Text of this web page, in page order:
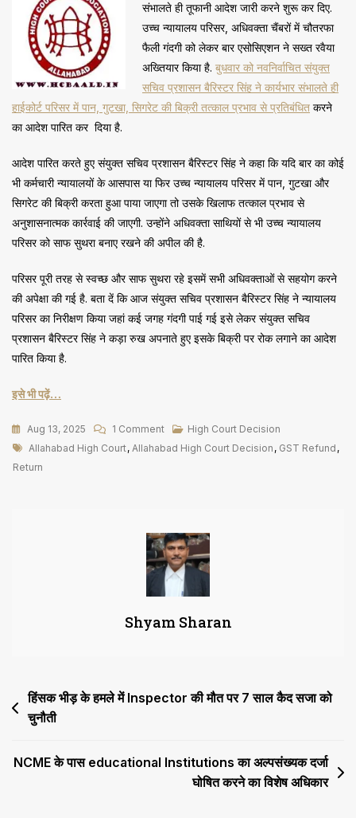
संभालते ही तूफानी आदेश जारी करने शुरू कर दिए.
उच्च न्यायालय परिसर, अधिवक्ता चैंबरों में चौतरफा
फैली गंदगी को लेकर बार एसोसिएशन ने सख्त रवैया
अख्तियार किया है. बुधवार को नवनिर्वाचित संयुक्त
सचिव प्रशासन बैरिस्टर सिंह ने कार्यभार संभालते ही
हाईकोर्ट परिसर में पान, गुटखा, सिगरेट की बिक्री तत्काल प्रभाव से प्रतिबंधित करने
का आदेश पारित कर दिया है.
आदेश पारित करते हुए संयुक्त सचिव प्रशासन बैरिस्टर सिंह ने कहा कि यदि बार का कोई
भी कर्मचारी न्यायालयों के आसपास या फिर उच्च न्यायालय परिसर में पान, गुटखा और
सिगरेट की बिक्री करता हुआ पाया जाएगा तो उसके खिलाफ तत्काल प्रभाव से
अनुशासनात्मक कार्रवाई की जाएगी. उन्होंने अधिवक्ता साथियों से भी उच्च न्यायालय
परिसर को साफ सुथरा बनाए रखने की अपील की है.
परिसर पूरी तरह से स्वच्छ और साफ सुथरा रहे इसमें सभी अधिवक्ताओं से सहयोग करने
की अपेक्षा की गई है. बता दें कि आज संयुक्त सचिव प्रशासन बैरिस्टर सिंह ने न्यायालय
परिसर का निरीक्षण किया जहां कई जगह गंदगी पाई गई इसे लेकर संयुक्त सचिव
प्रशासन बैरिस्टर सिंह ने कड़ा रुख अपनाते हुए इसके बिक्री पर रोक लगाने का आदेश
पारित किया है.
इसे भी पढ़ें…
Aug 13, 2025 1 CommentOn
गलत
पर
जीएसटी
रिफंड
से
मना
High Court Decision
Tags
Allahabad High Court, Allahabad High Court Decision , GST Refund ,
Return
Shyam Sharan
Post
navigation
हिंसक भीड़ के हमले में Inspector की मौत पर 7 साल कैद सजा को
चुनौती
NCME के पास educational Institutions का अल्पसंख्यक दर्जा
घोषित करने का विशेष अधिकार